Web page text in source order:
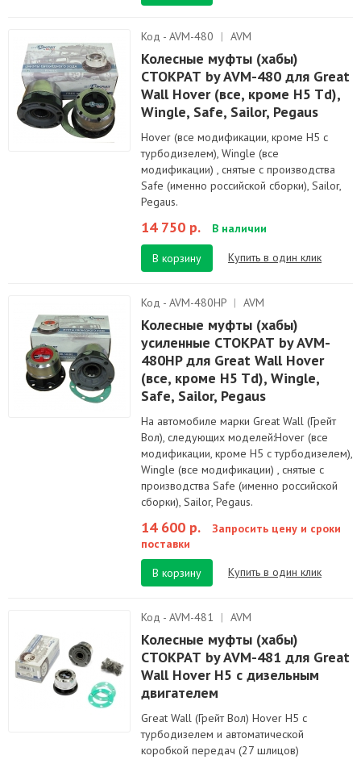
Код - AVM-480 | AVM
Колесные муфты (хабы)
СТОКРАТ by AVM-480 для Great
Wall Hover (все, кроме H5 Td),
Wingle, Safe, Sailor, Pegaus
Hover (все модификации, кроме Н5 с
турбодизелем), Wingle (все
модификации) , снятые с производства
Safe (именно российской сборки), Sailor,
Pegaus.
14 750 р. В наличии
В корзину Купить в один клик
Код - AVM-480HP | AVM
Колесные муфты (хабы)
усиленные СТОКРАТ by AVM-
480HP для Great Wall Hover
(все, кроме H5 Td), Wingle,
Safe, Sailor, Pegaus
На автомобиле марки Great Wall (Грейт
Вол), следующих моделей:Hover (все
модификации, кроме Н5 с турбодизелем),
Wingle (все модификации) , снятые с
производства Safe (именно российской
сборки), Sailor, Pegaus.
14 600 р.
Запросить цену и сроки
поставки
В корзину
Купить в один клик
Код - AVM-481 | AVM
Колесные муфты (хабы)
СТОКРАТ by AVM-481 для Great
Wall Hover H5 с дизельным
двигателем
Great Wall (Грейт Вол) Hover Н5 с
турбодизелем и автоматической
коробкой передач (27 шлицов)